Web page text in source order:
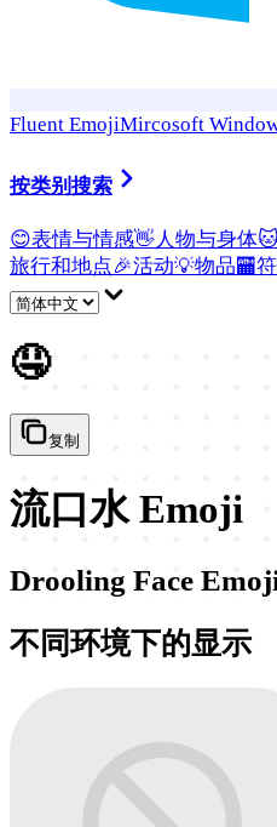
Fluent EmojiMircosoft
按类别搜索
😊表情与情感👋 人物与身体
旅行和地点🎉活动💡物品🏧
🤤
复制
流口水 Emoji
Drooling Face
不同环境下的显示